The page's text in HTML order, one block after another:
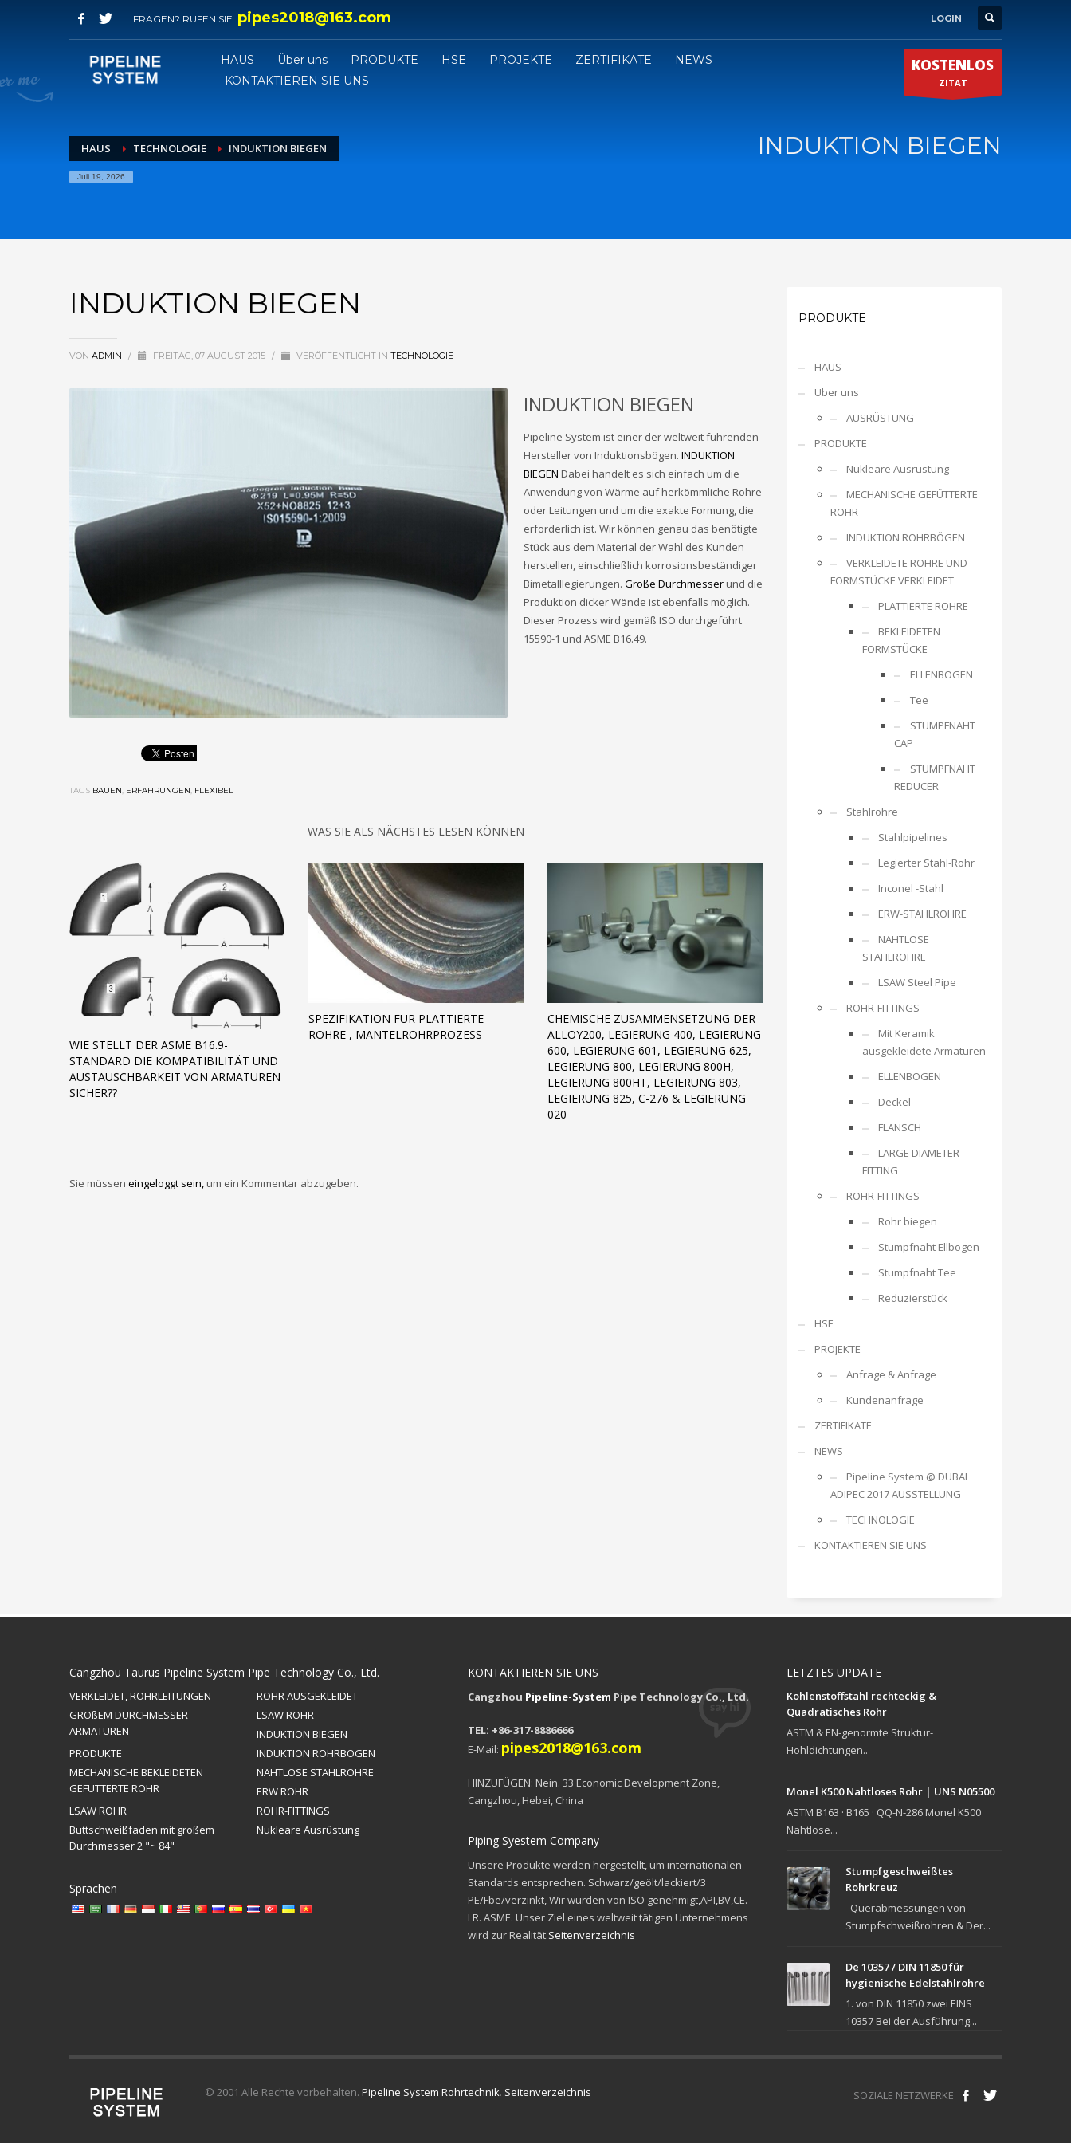
FRAGEN? RUFEN SIE: pipes2018@163.com LOGIN
HAUS Über uns PRODUKTE HSE PROJEKTE ZERTIFIKATE
NEWS
KONTAKTIEREN SIE UNS
KOSTENLOS
ZITAT
HAUS TECHNOLOGIE INDUKTION BIEGEN
Juli 19, 2026
INDUKTION BIEGEN
INDUKTION BIEGEN
VON ADMIN / FREITAG, 07 AUGUST 2015 / VERÖFFENTLICHT IN TECHNOLOGIE
INDUKTION BIEGEN
Pipeline System ist einer der weltweit führenden
Hersteller von Induktionsbögen. INDUKTION
BIEGEN Dabei handelt es sich einfach um die
Anwendung von Wärme auf herkömmliche Rohre
oder Leitungen und um die exakte Formung, die
erforderlich ist. Wir können genau das benötigte
Stück aus dem Material der Wahl des Kunden
herstellen, einschließlich korrosionsbeständiger
Bimetalllegierungen. Große Durchmesserund die
Produktion dicker Wände ist ebenfalls möglich.
Dieser Prozess wird gemäß ISO durchgeführt
15590-1 und ASME B16.49.
TAGS BAUEN, ERFAHRUNGEN, FLEXIBEL
WAS SIE ALS NÄCHSTES LESEN KÖNNEN
WIE STELLT DER ASME B16.9-
STANDARD DIE KOMPATIBILITÄT UND
AUSTAUSCHBARKEIT VON ARMATUREN
SICHER??
SPEZIFIKATION FÜR PLATTIERTE
ROHRE , MANTELROHRPROZESS
CHEMISCHE ZUSAMMENSETZUNG DER
ALLOY200, LEGIERUNG 400, LEGIERUNG
600, LEGIERUNG 601, LEGIERUNG 625,
LEGIERUNG 800, LEGIERUNG 800H,
LEGIERUNG 800HT, LEGIERUNG 803,
LEGIERUNG 825, C-276 & LEGIERUNG
020
Sie müssen eingeloggt sein,um ein Kommentar abzugeben.
PRODUKTE
HAUS
Über uns
AUSRÜSTUNG
PRODUKTE
Nukleare Ausrüstung
MECHANISCHE GEFÜTTERTE
ROHR
INDUKTION ROHRBÖGEN
VERKLEIDETE ROHRE UND
FORMSTÜCKE VERKLEIDET
PLATTIERTE ROHRE
BEKLEIDETEN
FORMSTÜCKE
ELLENBOGEN
Tee
STUMPFNAHT
CAP
STUMPFNAHT
REDUCER
Stahlrohre
Stahlpipelines
Legierter Stahl-Rohr
Inconel -Stahl
ERW-STAHLROHRE
NAHTLOSE
STAHLROHRE
LSAW Steel Pipe
ROHR-FITTINGS
Mit Keramik
ausgekleidete Armaturen
ELLENBOGEN
Deckel
FLANSCH
LARGE DIAMETER
FITTING
ROHR-FITTINGS
Rohr biegen
Stumpfnaht Ellbogen
Stumpfnaht Tee
Reduzierstück
HSE
PROJEKTE
Anfrage & Anfrage
Kundenanfrage
ZERTIFIKATE
NEWS
Pipeline System @ DUBAI
ADIPEC 2017 AUSSTELLUNG
TECHNOLOGIE
KONTAKTIEREN SIE UNS
Cangzhou Taurus Pipeline System Pipe Technology Co., Ltd.
VERKLEIDET, ROHRLEITUNGEN
ROHR AUSGEKLEIDET
GROßEM DURCHMESSER
ARMATUREN
LSAW ROHR
INDUKTION BIEGEN
PRODUKTE
INDUKTION ROHRBÖGEN
MECHANISCHE BEKLEIDETEN
GEFÜTTERTE ROHR
NAHTLOSE STAHLROHRE
ERW ROHR
LSAW ROHR
ROHR-FITTINGS
Buttschweißfaden mit großem
Durchmesser 2 "~ 84"
Nukleare Ausrüstung
Sprachen
KONTAKTIEREN SIE UNS
Cangzhou Pipeline-System Pipe Technology Co., Ltd.
TEL: +86-317-8886666
E-Mail: pipes2018@163.com
HINZUFÜGEN: Nein. 33 Economic Development Zone,
Cangzhou, Hebei, China
Piping Syestem Company
Unsere Produkte werden hergestellt, um internationalen
Standards entsprechen. Schwarz/geölt/lackiert/3
PE/Fbe/verzinkt, Wir wurden von ISO genehmigt,API,BV,CE.
LR. ASME. Unser Ziel eines weltweit tätigen Unternehmens
wird zur Realität.Seitenverzeichnis
LETZTES UPDATE
Kohlenstoffstahl rechteckig &
Quadratisches Rohr
ASTM & EN-genormte Struktur-
Hohldichtungen..
Monel K500 Nahtloses Rohr | UNS N05500
ASTM B163 · B165 · QQ-N-286 Monel K500
Nahtlose...
Stumpfgeschweißtes
Rohrkreuz
Querabmessungen von
Stumpfschweißrohren & Der...
De 10357 / DIN 11850 für
hygienische Edelstahlrohre
1. von DIN 11850 zwei EINS
10357 Bei der Ausführung...
SOZIALE NETZWERKE
© 2001 Alle Rechte vorbehalten. Pipeline System Rohrtechnik. Seitenverzeichnis